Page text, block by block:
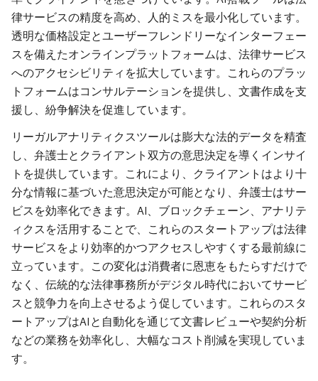
律サービスの精度を高め、人的ミスを最小化しています。
透明な価格設定とユーザーフレンドリーなインターフェー
スを備えたオンラインプラットフォームは、法律サービス
へのアクセシビリティを拡大しています。これらのプラッ
トフォームはコンサルテーションを提供し、文書作成を支
援し、紛争解決を促進しています。
リーガルアナリティクスツールは膨大な法的データを精査
し、弁護士とクライアント双方の意思決定を導くインサイ
トを提供しています。これにより、クライアントはより十
分な情報に基づいた意思決定が可能となり、弁護士はサー
ビスを効率化できます。AI、ブロックチェーン、アナリテ
ィクスを活用することで、これらのスタートアップは法律
サービスをより効率的かつアクセスしやすくする最前線に
立っています。この変化は消費者に恩恵をもたらすだけで
なく、伝統的な法律事務所がデジタル時代においてサービ
スと競争力を向上させるよう促しています。これらのスタ
ートアップはAIと自動化を通じて文書レビューや契約分析
などの業務を効率化し、大幅なコスト削減を実現していま
す。